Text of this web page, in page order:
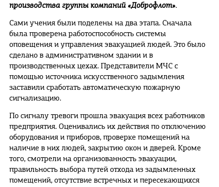
производства группы компаний «Доброфлот».
Сами учения были поделены на два этапа. Сначала
была проверена работоспособность системы
оповещения и управления эвакуацией людей. Это было
сделано в административном здании и в
производственных цехах. Представители МЧС с
помощью источника искусственного задымления
заставили сработать автоматическую пожарную
сигнализацию.
По сигналу тревоги прошла эвакуация всех работников
предприятия. Оценивались их действия по отключению
оборудования и приборов, проверке помещений на
наличие в них людей, закрытию окон и дверей. Кроме
того, смотрели на организованность эвакуации,
правильность выбора путей отхода из задымленных
помещений, отсутствие встречных и пересекающихся